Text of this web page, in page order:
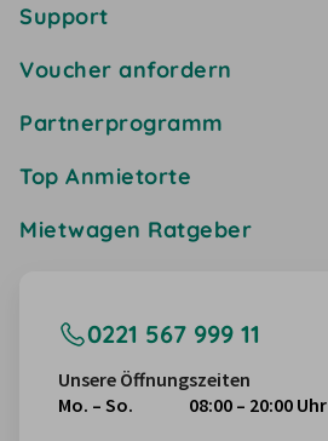
Support
Voucher anfordern
Partnerprogramm
Top Anmietorte
Mietwagen Ratgeber
0221 567 999 11
Unsere Öffnungszeiten
Mo. – So.
08:00 – 20:00 Uhr